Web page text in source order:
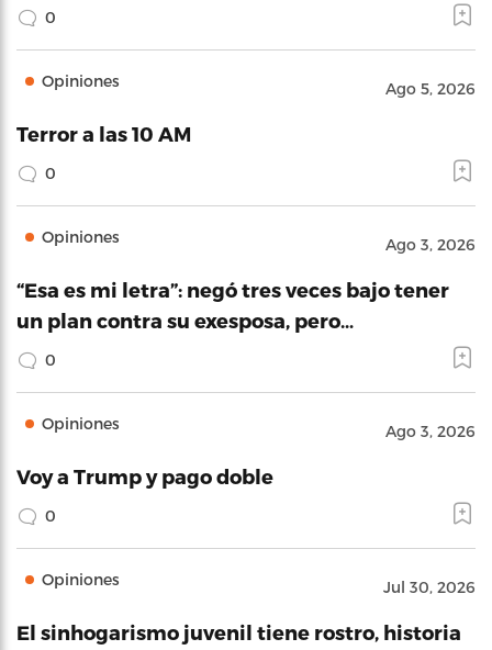
0
Opiniones Ago 5, 2026
Terror a las 10 AM
0
Opiniones Ago 3, 2026
“Esa es mi letra”: negó tres veces bajo tener
un plan contra su exesposa, pero…
0
Opiniones Ago 3, 2026
Voy a Trump y pago doble
0
Opiniones Jul 30, 2026
El sinhogarismo juvenil tiene rostro, historia